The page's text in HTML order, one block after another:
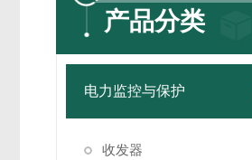
产品分类
电力监控与保护
收发器